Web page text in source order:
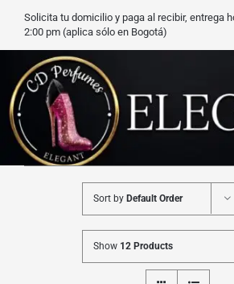
Saltar
contenido
Solicita tu domicilio y paga al recibir, entrega
2:00 pm (aplica sólo en Bogotá)
CD Perfumes
Blog
Sort by Default Order
Show 12 Products